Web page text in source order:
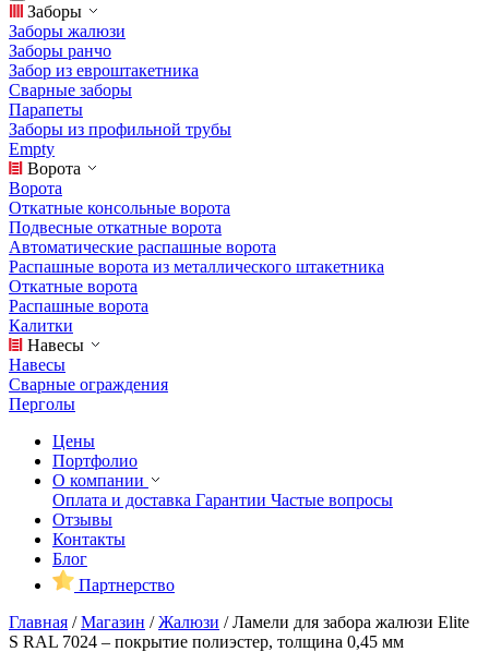
Заборы
Заборы жалюзи
Заборы ранчо
Забор из евроштакетника
Сварные заборы
Парапеты
Заборы из профильной трубы
Empty
Ворота
Ворота
Откатные консольные ворота
Подвесные откатные ворота
Автоматические распашные ворота
Распашные ворота из металлического штакетника
Откатные ворота
Распашные ворота
Калитки
Навесы
Навесы
Сварные ограждения
Перголы
Цены
Портфолио
О компании
Оплата и доставка Гарантии Частые вопросы
Отзывы
Контакты
Блог
Партнерство
Главная /Магазин /Жалюзи /Ламели для забора жалюзи Elite
S RAL 7024 – покрытие полиэстер, толщина 0,45 мм